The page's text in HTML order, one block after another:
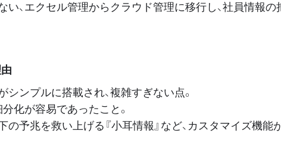
い、エクセル管理からクラウド管理に移行し、社員情報
シンプルに搭載され、複雑すぎない点。
分化が容易であったこと。
の予兆を救い上げる『小耳情報』など、カスタマイズ機能